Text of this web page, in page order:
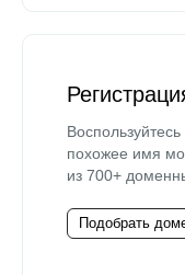
похожее имя
из 700+
Подобрать